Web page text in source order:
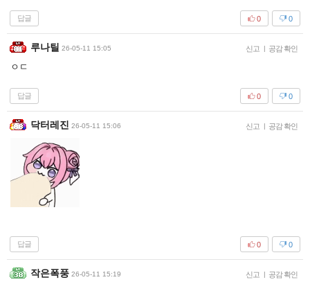
답글 0
0
루나틸 26-05-11 15:05 신고 공감 확인
ㅇㄷ
답글 0
0
닥터레진 26-05-11 15:06 신고 공감 확인
답글 0
0
작은폭풍 26-05-11 15:19 신고 공감 확인